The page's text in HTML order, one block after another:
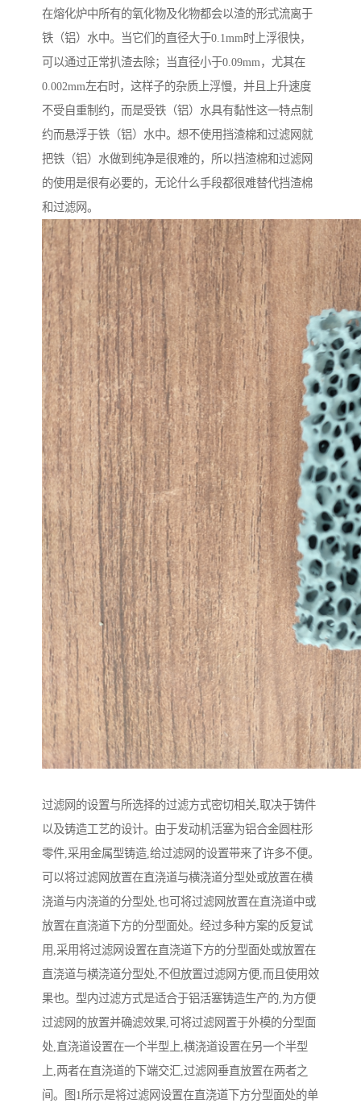
在熔化炉中所有的氧化物及化物都会以渣的形式流离于
铁（铝）水中。当它们的直径大于0.1mm时上浮很快，
可以通过正常扒渣去除；当直径小于0.09mm，尤其在
0.002mm左右时，这样子的杂质上浮慢，并且上升速度
不受自重制约，而是受铁（铝）水具有黏性这一特点制
约而悬浮于铁（铝）水中。想不使用挡渣棉和过滤网就
把铁（铝）水做到纯净是很难的，所以挡渣棉和过滤网
的使用是很有必要的，无论什么手段都很难替代挡渣棉
和过滤网。
过滤网的设置与所选择的过滤方式密切相关,取决于铸件
以及铸造工艺的设计。由于发动机活塞为铝合金圆柱形
零件,采用金属型铸造,给过滤网的设置带来了许多不便。
可以将过滤网放置在直浇道与横浇道分型处或放置在横
浇道与内浇道的分型处,也可将过滤网放置在直浇道中或
放置在直浇道下方的分型面处。经过多种方案的反复试
用,采用将过滤网设置在直浇道下方的分型面处或放置在
直浇道与横浇道分型处,不但放置过滤网方便,而且使用效
果也。型内过滤方式是适合于铝活塞铸造生产的,为方便
过滤网的放置并确滤效果,可将过滤网置于外模的分型面
处,直浇道设置在一个半型上,横浇道设置在另一个半型
上,两者在直浇道的下端交汇,过滤网垂直放置在两者之
间。图1所示是将过滤网设置在直浇道下方分型面处的单